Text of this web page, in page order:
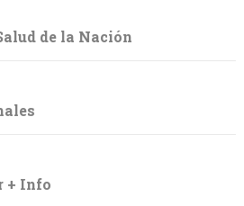
de la Nación
+ Info